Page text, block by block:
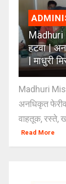
Madhuri
हटवा |
| माधुरी
Madhuri
अनधिकृत
वाहतूक, रस्ते,
Read More